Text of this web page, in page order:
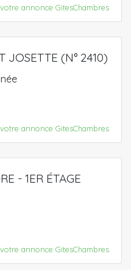
annonce GitesChambres
JOSETTE (N° 2410)
annonce GitesChambres
- 1ER ÉTAGE
annonce GitesChambres